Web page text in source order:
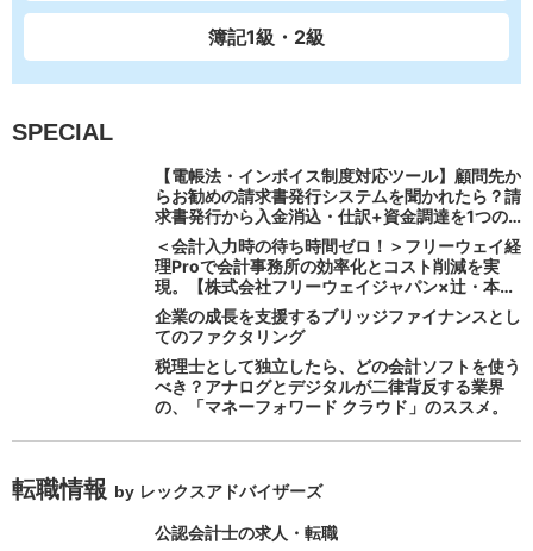
簿記1級・2級
SPECIAL
【電帳法・インボイス制度対応ツール】顧問先か
らお勧めの請求書発行システムを聞かれたら？請
求書発行から入金消込・仕訳+資金調達を1つの
システムで完結する 「請求QUICK」の魅力に迫
る
＜会計入力時の待ち時間ゼロ！＞フリーウェイ経
理Proで会計事務所の効率化とコスト削減を実
現。【株式会社フリーウェイジャパン×辻・本郷
税理士法人（経理宅配便事業部）】
企業の成長を支援するブリッジファイナンスとし
てのファクタリング
税理士として独立したら、どの会計ソフトを使う
べき？アナログとデジタルが二律背反する業界
の、「マネーフォワード クラウド」のススメ。
転職情報 by レックスアドバイザーズ
公認会計士の求人・転職